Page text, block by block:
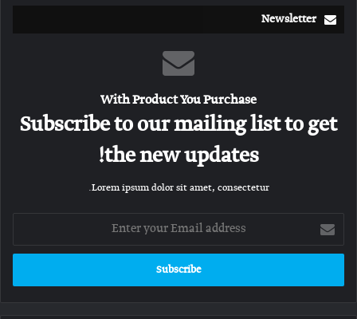
Newsletter
With Product You Purchase
Subscribe to our mailing list to get
the new updates!
Lorem ipsum dolor sit amet, consectetur.
Enter
your
Email